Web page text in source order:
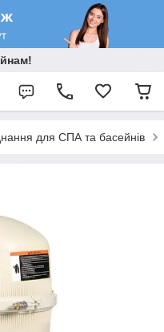
для СПА та басейнів